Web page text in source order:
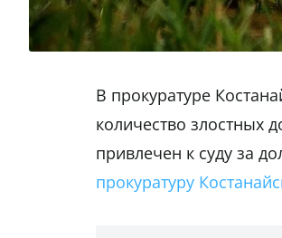
В прокуратуре
количество злостных
привлечен к суду за
прокуратуру